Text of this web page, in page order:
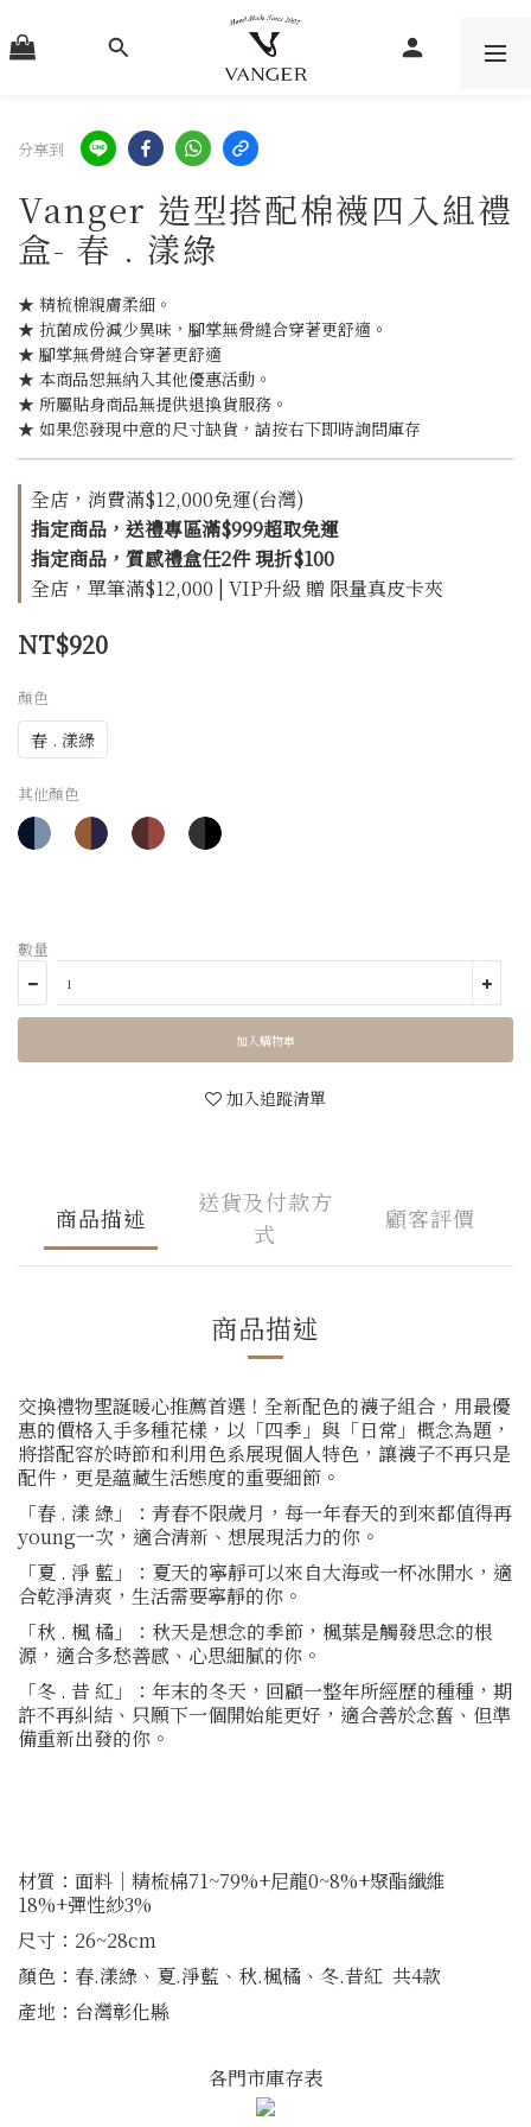
分享到
Vanger 造型搭配棉襪四入組禮
盒- 春 . 漾綠
★ 精梳棉親膚柔細。
★ 抗菌成份減少異味，腳掌無骨縫合穿著更舒適。
★ 腳掌無骨縫合穿著更舒適
★ 本商品恕無納入其他優惠活動。
★ 所屬貼身商品無提供退換貨服務。
★ 如果您發現中意的尺寸缺貨，請按右下即時詢問庫存
全店，消費滿$12,000免運(台灣)
指定商品，送禮專區滿$999超取免運
指定商品，質感禮盒任2件 現折$100
全店，單筆滿$12,000 | VIP升級 贈 限量真皮卡夾
NT$920
顏色
春 . 漾綠
其他顏色
數量
加入購物車
加入追蹤清單
商品描述
送貨及付款方
式
顧客評價
商品描述
交換禮物聖誕暖心推薦首選！全新配色的襪子組合，用最優
惠的價格入手多種花樣，以「四季」與「日常」概念為題，
將搭配容於時節和利用色系展現個人特色，讓襪子不再只是
配件，更是蘊藏生活態度的重要細節。
「春 . 漾 綠」：青春不限歲月，每一年春天的到來都值得再
young一次，適合清新、想展現活力的你。
「夏 . 淨 藍」：夏天的寧靜可以來自大海或一杯冰開水，適
合乾淨清爽，生活需要寧靜的你。
「秋 . 楓 橘」：秋天是想念的季節，楓葉是觸發思念的根
源，適合多愁善感、心思細膩的你。
「冬 . 昔 紅」：年末的冬天，回顧一整年所經歷的種種，期
許不再糾結、只願下一個開始能更好，適合善於念舊、但準
備重新出發的你。
材質：面料│精梳棉71~79%+尼龍0~8%+聚酯纖維
18%+彈性紗3%
尺寸：26~28cm
顏色：春.漾綠、夏.淨藍、秋.楓橘、冬.昔紅 共4款
產地：台灣彰化縣
各門市庫存表